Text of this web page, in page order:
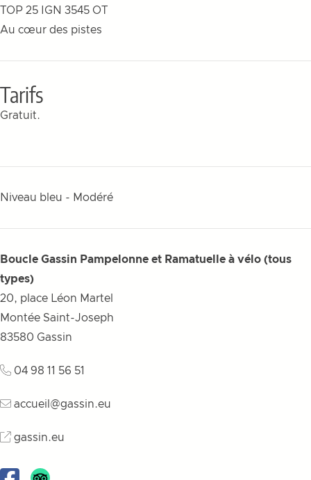
TOP 25 IGN 3545 OT
Au cœur des pistes
Tarifs
Gratuit.
Niveau bleu - Modéré
Boucle Gassin Pampelonne et Ramatuelle à vélo (tous
types)
20, place Léon Martel
Montée Saint-Joseph
83580 Gassin
04 98 11 56 51
accueil@gassin.eu
gassin.eu